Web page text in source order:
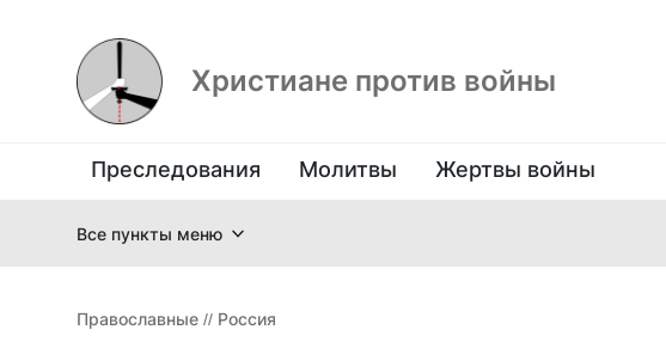
Христиане против войны
Преследования Молитвы Жертвы войны
Все пункты меню
Православные // Россия